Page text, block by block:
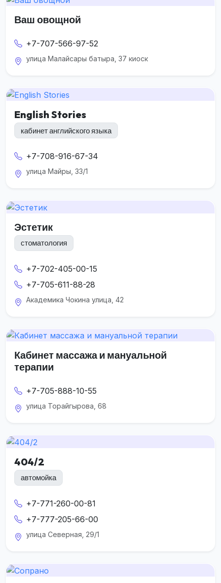
Ваш овощной
+7-707-566-97-52
улица Малайсары батыра, 37 киоск
English Stories
кабинет английского языка
+7-708-916-67-34
улица Майры, 33/1
Эстетик
стоматология
+7-702-405-00-15
+7-705-611-88-28
Академика Чокина улица, 42
Кабинет массажа и мануальной
терапии
+7-705-888-10-55
улица Торайгырова, 68
404/2
автомойка
+7-771-260-00-81
+7-777-205-66-00
улица Северная, 29/1